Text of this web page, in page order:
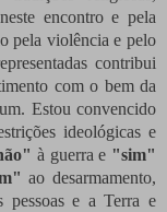
encontro e pela
pela violência e pelo
contribui
com o bem da
Estou convencido
ideológicas e
à guerra e "sim"
ao desarmamento,
pessoas e a Terra e